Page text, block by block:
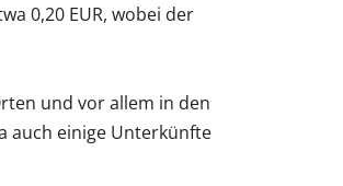
0,20 EUR, wobei der
und vor allem in den
auch einige Unterkünfte